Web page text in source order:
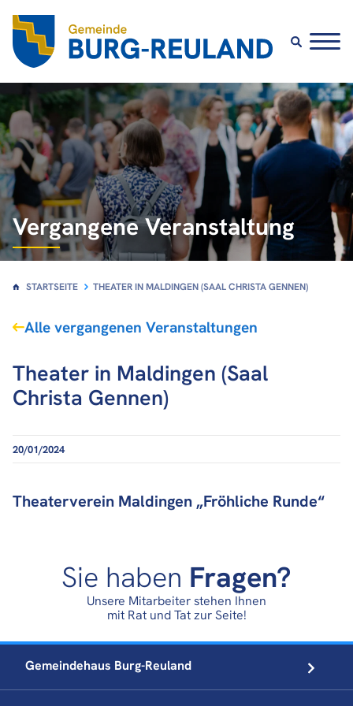
Vergangene Veranstaltung
STARTSEITE THEATER IN MALDINGEN (SAAL CHRISTA GENNEN)
Alle vergangenen Veranstaltungen
Theater in Maldingen (Saal
Christa Gennen)
20/01/2024
Theaterverein Maldingen „Fröhliche Runde“
Sie haben Fragen?
Unsere Mitarbeiter stehen Ihnen
mit Rat und Tat zur Seite!
Gemeindehaus Burg-Reuland